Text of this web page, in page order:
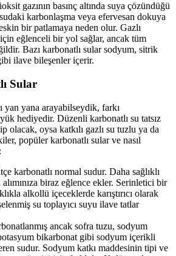
gazının basınç altında suya çözündüğü
karbonlaşma veya efervesan dokuya
bir patlamaya neden olur. Gazlı
eğlenceli bir yol sağlar, ancak tüm
Bazı karbonatlı sular sodyum, sitrik
ilave bileşenler içerir.
Sular
yan yana arayabilseydik, farkı
hediyedir. Düzenli karbonatlı su tatsız
olacak, oysa katkılı gazlı su tuzlu ya da
popüler karbonatlı sular ve nasıl
karbonatlı normal sudur. Daha sağlıklı
biraz eğlence ekler. Serinletici bir
alkollü içeceklerde karıştırıcı olarak
su toplayıcı suyu ilave tatlar
ancak sofra tuzu, sodyum
bikarbonat gibi sodyum içerikli
sudur. Sodyum katkı maddesinin tipi ve